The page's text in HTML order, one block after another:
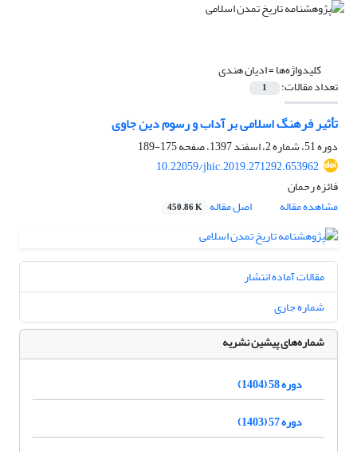
کلیدواژه‌ها =ادیان هندی
تعداد مقالات: 1
تأثیر فرهنگ اسلامی بر آداب و رسوم دین جاوی
دوره 51، شماره 2، اسفند 1397، صفحه
175-189
10.22059/jhic.2019.271292.653962
فائزه رحمان
مشاهده مقاله
اصل مقاله 450.86 K
مقالات آماده انتشار
شماره جاری
شماره‌های پیشین نشریه
دوره 58 (1404)
دوره 57 (1403)